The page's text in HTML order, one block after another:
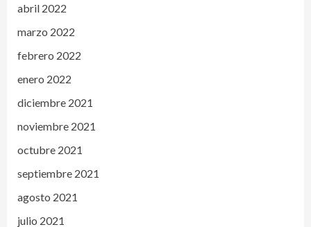
abril 2022
marzo 2022
febrero 2022
enero 2022
diciembre 2021
noviembre 2021
octubre 2021
septiembre 2021
agosto 2021
julio 2021